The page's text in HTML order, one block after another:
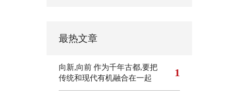
最热文章
向新,向前 作为千年古都,要把
传统和现代有机融合在一起
1